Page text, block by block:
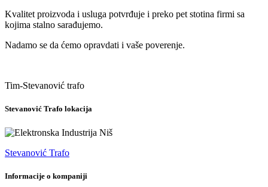
Kvalitet proizvoda i usluga potvrđuje i preko pet stotina firmi sa
kojima stalno sarađujemo.
Nadamo se da ćemo opravdati i vaše poverenje.
Tim-Stevanović trafo
Stevanović Trafo lokacija
Stevanović Trafo
Informacije o kompaniji